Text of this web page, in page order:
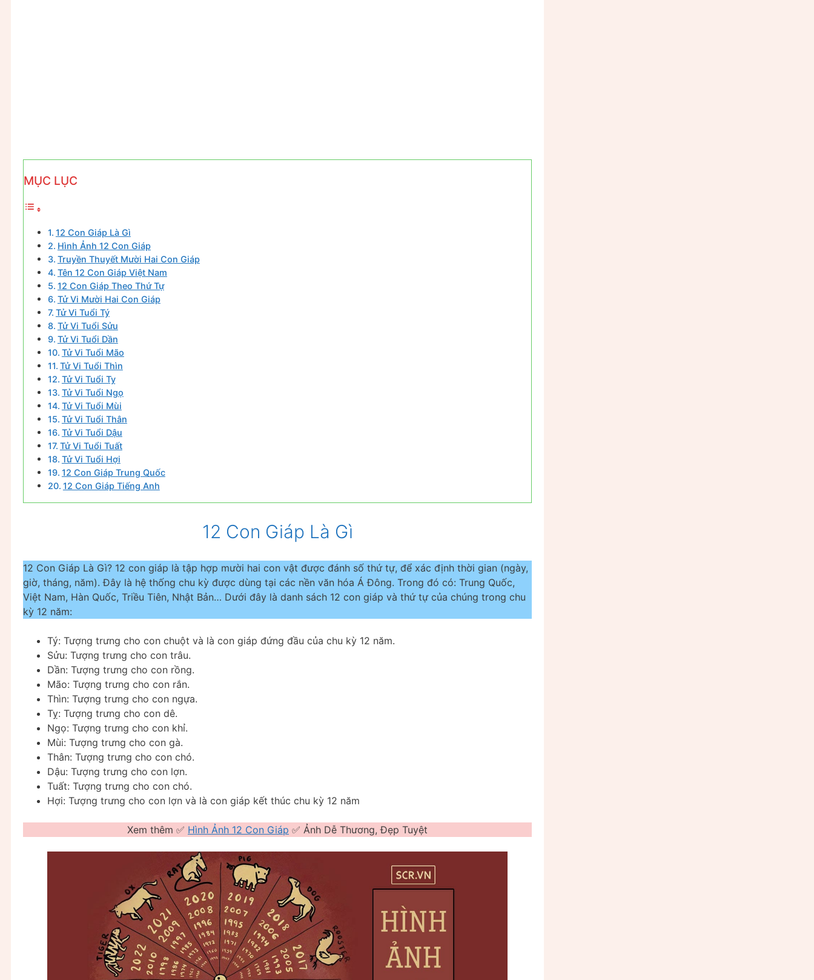
MỤC LỤC
12 Con Giáp Là Gì
Hình Ảnh 12 Con Giáp
Truyền Thuyết Mười Hai Con Giáp
Tên 12 Con Giáp Việt Nam
12 Con Giáp Theo Thứ Tự
Tử Vi Mười Hai Con Giáp
Tử Vi Tuổi Tý
Tử Vi Tuổi Sửu
Tử Vi Tuổi Dần
Tử Vi Tuổi Mão
Tử Vi Tuổi Thìn
Tử Vi Tuổi Tỵ
Tử Vi Tuổi Ngọ
Tử Vi Tuổi Mùi
Tử Vi Tuổi Thân
Tử Vi Tuổi Dậu
Tử Vi Tuổi Tuất
Tử Vi Tuổi Hợi
12 Con Giáp Trung Quốc
12 Con Giáp Tiếng Anh
12 Con Giáp Là Gì
12 Con Giáp Là Gì? 12 con giáp là tập hợp mười hai con vật được đánh số thứ tự, để xác định thời gian (ngày,
giờ, tháng, năm). Đây là hệ thống chu kỳ được dùng tại các nền văn hóa Á Đông. Trong đó có: Trung Quốc,
Việt Nam, Hàn Quốc, Triều Tiên, Nhật Bản… Dưới đây là danh sách 12 con giáp và thứ tự của chúng trong chu
kỳ 12 năm:
Tý: Tượng trưng cho con chuột và là con giáp đứng đầu của chu kỳ 12 năm.
Sửu: Tượng trưng cho con trâu.
Dần: Tượng trưng cho con rồng.
Mão: Tượng trưng cho con rắn.
Thìn: Tượng trưng cho con ngựa.
Tỵ: Tượng trưng cho con dê.
Ngọ: Tượng trưng cho con khỉ.
Mùi: Tượng trưng cho con gà.
Thân: Tượng trưng cho con chó.
Dậu: Tượng trưng cho con lợn.
Tuất: Tượng trưng cho con chó.
Hợi: Tượng trưng cho con lợn và là con giáp kết thúc chu kỳ 12 năm
Xem thêm ✅ Hình Ảnh 12 Con Giáp ✅ Ảnh Dễ Thương, Đẹp Tuyệt